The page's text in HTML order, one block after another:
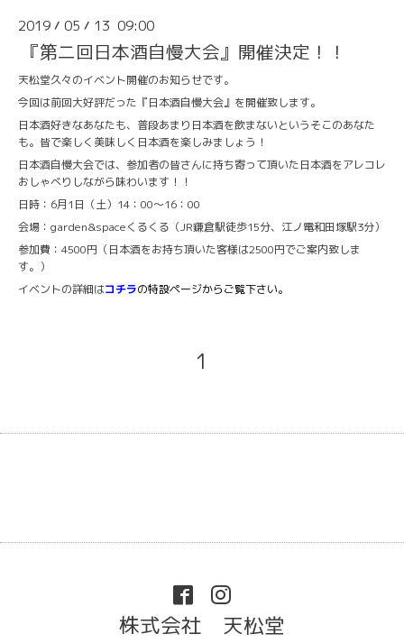
2019 / 05 / 13 09:00
『第二回日本酒自慢大会』開催決定！！
天松堂久々のイベント開催のお知らせです。
今回は前回大好評だった『日本酒自慢大会』を開催致します。
日本酒好きなあなたも、普段あまり日本酒を飲まないというそこのあなた
も。皆で楽しく美味しく日本酒を楽しみましょう！
日本酒自慢大会では、参加者の皆さんに持ち寄って頂いた日本酒をアレコレ
おしゃべりしながら味わいます！！
日時：6月1日（土）14：00～16：00
会場：garden&spaceくるくる（JR鎌倉駅徒歩15分、江ノ電和田塚駅3分）
参加費：4500円（日本酒をお持ち頂いた客様は2500円でご案内致しま
す。）
イベントの詳細はコチラの特設ページからご覧下さい。
1
株式会社 天松堂